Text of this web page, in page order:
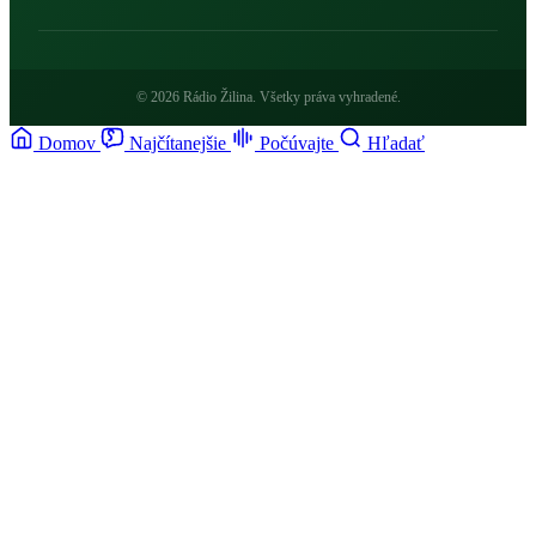
© 2026 Rádio Žilina. Všetky práva vyhradené.
Domov Najčítanejšie Počúvajte Hľadať